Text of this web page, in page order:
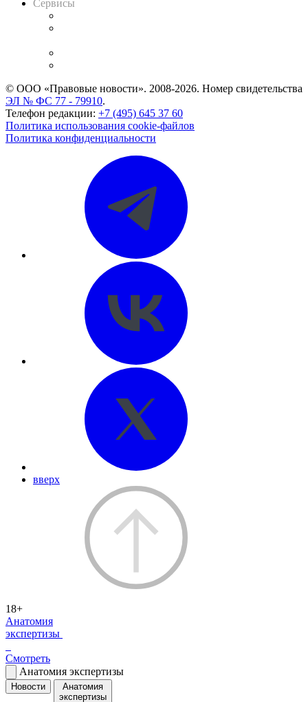
Сервисы
© ООО «Правовые новости». 2008-2026. Номер свидетельства
ЭЛ № ФС 77 - 79910.
Телефон редакции: +7 (495) 645 37 60
Политика использования cookie-файлов
Политика конфиденциальности
вверх
18+
Анатомия
экспертизы
Смотреть
Анатомия экспертизы
Новости
Анатомия
экспертизы